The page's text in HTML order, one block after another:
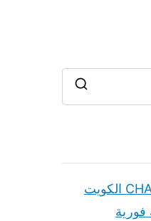
r
قطع غيار شانجان CHANGAN الكويت